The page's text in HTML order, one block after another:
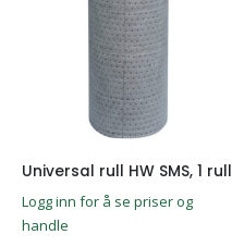
Universal rull HW SMS, 1 rull
Logg inn for å se priser og
handle